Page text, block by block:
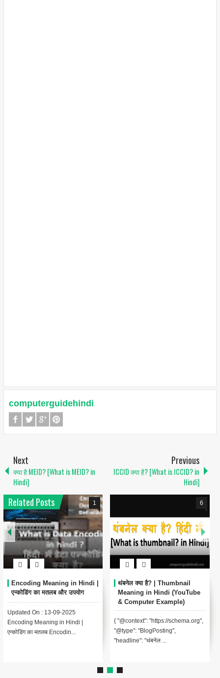
computerguidehindi
Next
क्या है MEID? [What is MEID? in
Hindi]
Previous
ICCID क्या है? [What is ICCID? in
Hindi]
Related Posts 1
Encoding Meaning in Hindi |
एन्कोडिंग का मतलब और उपयोग
Updated On : 13-09-2025
Encoding Meaning in Hindi |
एन्कोडिंग का मतलब Encodin...
6
थंबनेल क्या है? | Thumbnail
Meaning in Hindi (YouTube
& Computer Example)
{ "@context": "https://schema.org",
"@type": "BlogPosting",
"headline": "थंबनेल ...